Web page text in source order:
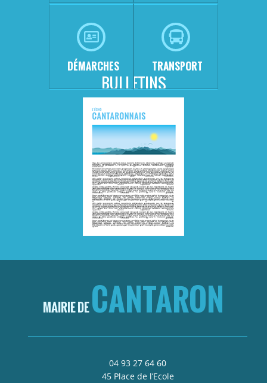
BULLETINS
DÉMARCHES TRANSPORT
MAIRIE DECANTARON
04 93 27 64 60
45 Place de l’Ecole